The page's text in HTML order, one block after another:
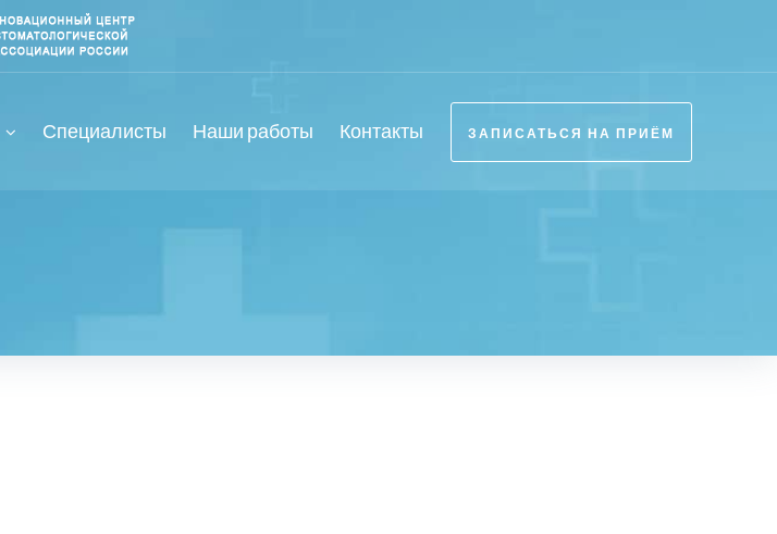
Специалисты Наши работы Контакты ЗАПИСАТЬСЯ НА ПРИЁМ